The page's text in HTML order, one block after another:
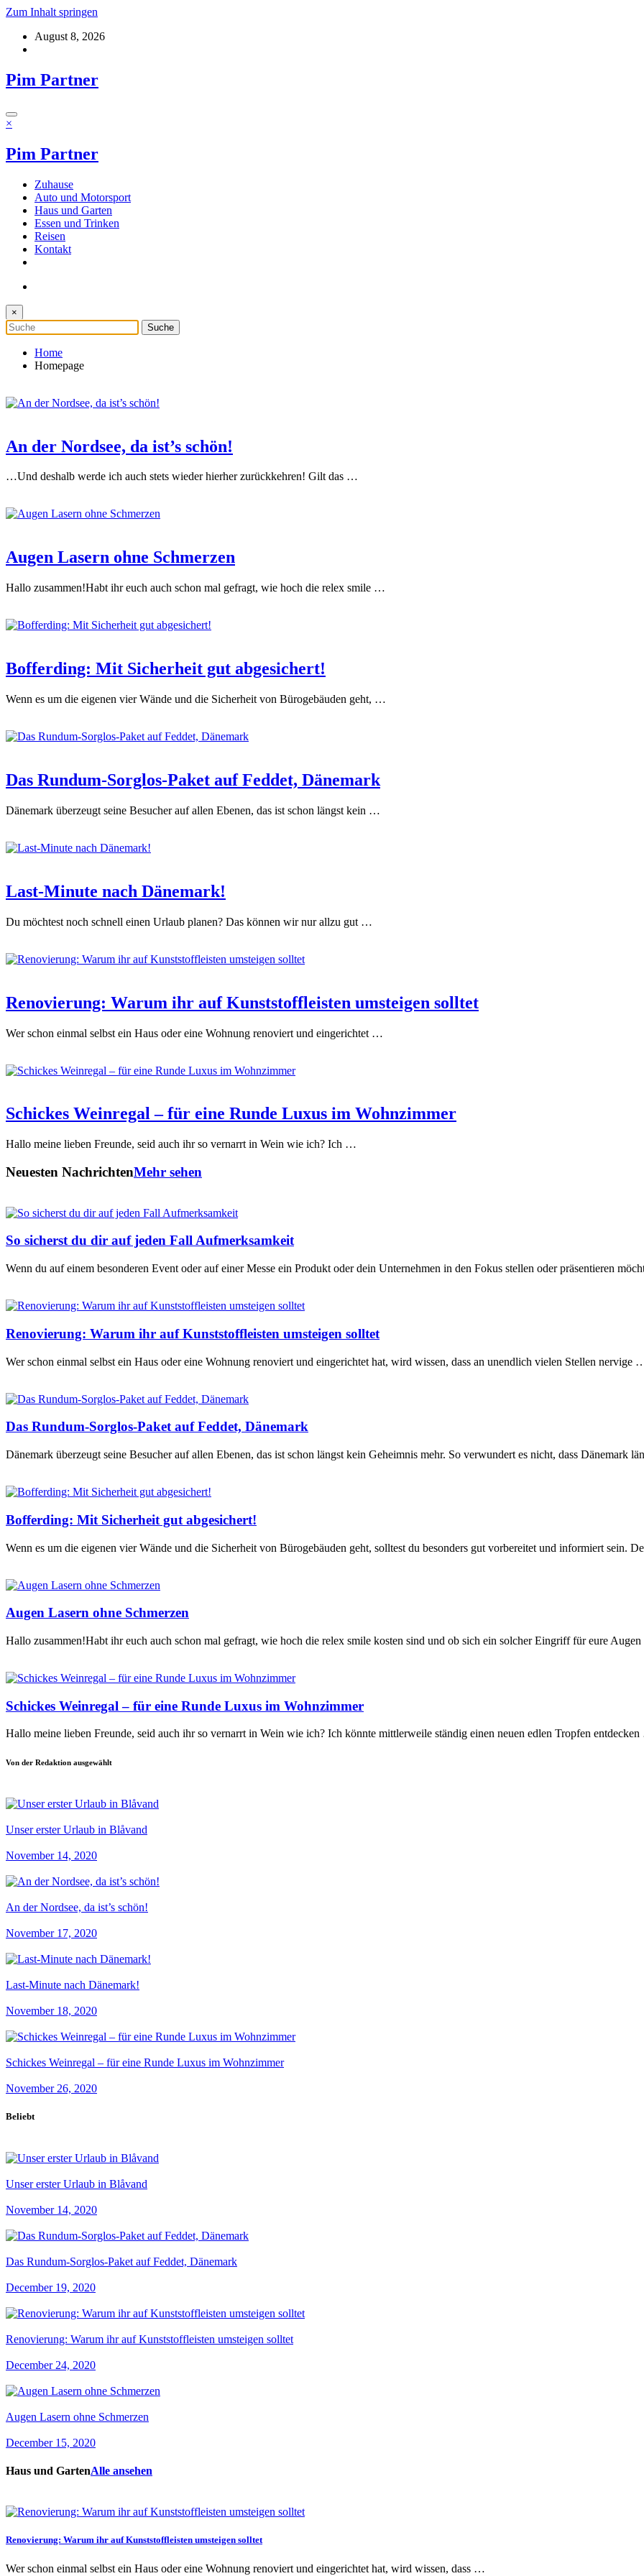
Zum Inhalt springen
August 8, 2026
Pim Partner
×
Pim Partner
Zuhause
Auto und Motorsport
Haus und Garten
Essen und Trinken
Reisen
Kontakt
×
Home
Homepage
An der Nordsee, da ist’s schön!
…Und deshalb werde ich auch stets wieder hierher zurückkehren! Gilt das …
Augen Lasern ohne Schmerzen
Hallo zusammen!Habt ihr euch auch schon mal gefragt, wie hoch die relex smile …
Bofferding: Mit Sicherheit gut abgesichert!
Wenn es um die eigenen vier Wände und die Sicherheit von Bürogebäuden geht, …
Das Rundum-Sorglos-Paket auf Feddet, Dänemark
Dänemark überzeugt seine Besucher auf allen Ebenen, das ist schon längst kein …
Last-Minute nach Dänemark!
Du möchtest noch schnell einen Urlaub planen? Das können wir nur allzu gut …
Renovierung: Warum ihr auf Kunststoffleisten umsteigen solltet
Wer schon einmal selbst ein Haus oder eine Wohnung renoviert und eingerichtet …
Schickes Weinregal – für eine Runde Luxus im Wohnzimmer
Hallo meine lieben Freunde, seid auch ihr so vernarrt in Wein wie ich? Ich …
Neuesten NachrichtenMehr sehen
So sicherst du dir auf jeden Fall Aufmerksamkeit
Wenn du auf einem besonderen Event oder auf einer Messe ein Produkt oder dein Unternehmen in den Fokus stellen oder präsentieren
Renovierung: Warum ihr auf Kunststoffleisten umsteigen solltet
Wer schon einmal selbst ein Haus oder eine Wohnung renoviert und eingerichtet hat, wird wissen, dass an unendlich vielen Stellen nervige
Das Rundum-Sorglos-Paket auf Feddet, Dänemark
Dänemark überzeugt seine Besucher auf allen Ebenen, das ist schon längst kein Geheimnis mehr. So verwundert es nicht, dass Dänemark
Bofferding: Mit Sicherheit gut abgesichert!
Wenn es um die eigenen vier Wände und die Sicherheit von Bürogebäuden geht, solltest du besonders gut vorbereitet und informiert sein.
Augen Lasern ohne Schmerzen
Hallo zusammen!Habt ihr euch auch schon mal gefragt, wie hoch die relex smile kosten sind und ob sich ein solcher Eingriff für eure
Schickes Weinregal – für eine Runde Luxus im Wohnzimmer
Hallo meine lieben Freunde, seid auch ihr so vernarrt in Wein wie ich? Ich könnte mittlerweile ständig einen neuen edlen Tropfen
Von der Redaktion ausgewählt
Unser erster Urlaub in Blåvand
November 14, 2020
An der Nordsee, da ist’s schön!
November 17, 2020
Last-Minute nach Dänemark!
November 18, 2020
Schickes Weinregal – für eine Runde Luxus im Wohnzimmer
November 26, 2020
Beliebt
Unser erster Urlaub in Blåvand
November 14, 2020
Das Rundum-Sorglos-Paket auf Feddet, Dänemark
December 19, 2020
Renovierung: Warum ihr auf Kunststoffleisten umsteigen solltet
December 24, 2020
Augen Lasern ohne Schmerzen
December 15, 2020
Haus und GartenAlle ansehen
Renovierung: Warum ihr auf Kunststoffleisten umsteigen solltet
Wer schon einmal selbst ein Haus oder eine Wohnung renoviert und eingerichtet hat, wird wissen, dass …